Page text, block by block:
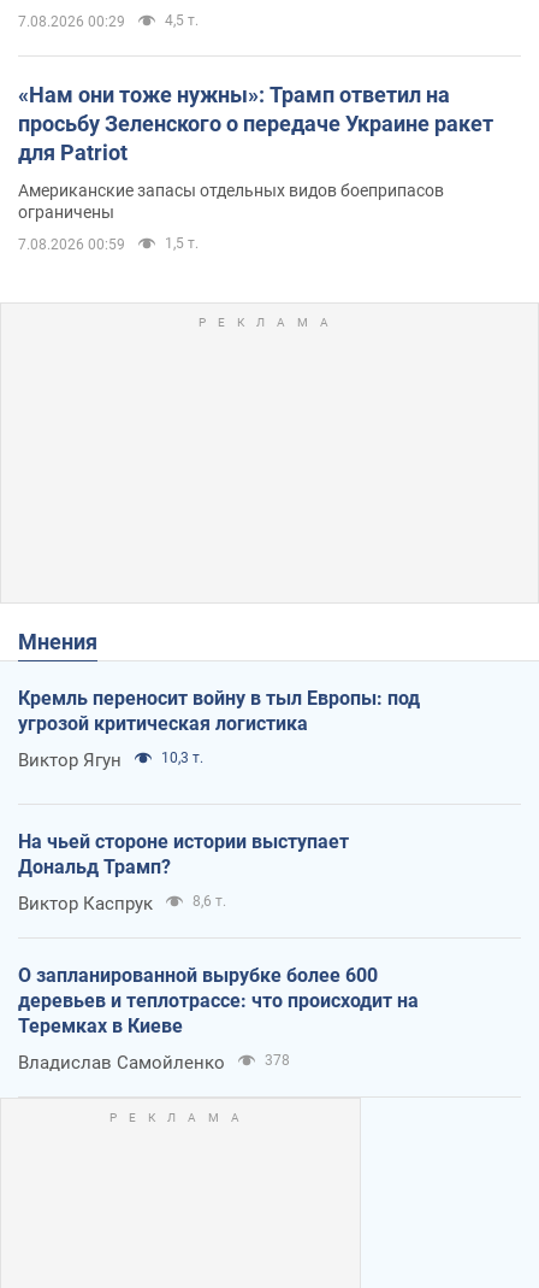
7.08.2026 00:29 4,5 т.
«Нам они тоже нужны»: Трамп ответил на
просьбу Зеленского о передаче Украине ракет
для Patriot
Американские запасы отдельных видов боеприпасов
ограничены
7.08.2026 00:59 1,5 т.
Мнения
Кремль переносит войну в тыл Европы: под
угрозой критическая логистика
Виктор Ягун 10,3 т.
На чьей стороне истории выступает
Дональд Трамп?
Виктор Каспрук 8,6 т.
О запланированной вырубке более 600
деревьев и теплотрассе: что происходит на
Теремках в Киеве
Владислав Самойленко 378